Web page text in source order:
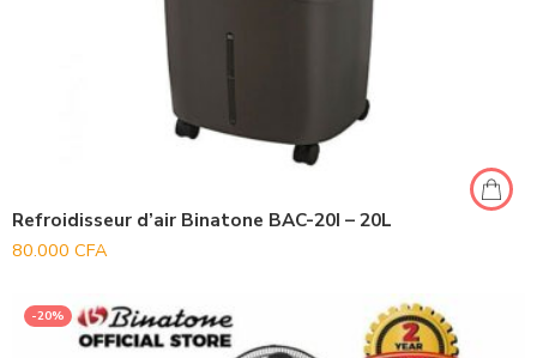
Refroidisseur d’air Binatone BAC-20I – 20L
80.000 CFA
-20%